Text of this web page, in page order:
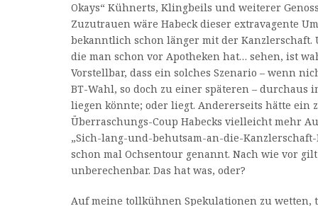
Okays“ Kühnerts, Klingbeils und weiterer
Zuzutrauen wäre Habeck dieser extravagente
bekanntlich schon länger mit der Kanzlerschaft.
die man schon vor Apotheken hat… sehen, ist
Vorstellbar, dass ein solches Szenario – wenn
BT-Wahl, so doch zu einer späteren – durchaus
liegen könnte; oder liegt. Andererseits hätte ein
Überraschungs-Coup Habecks vielleicht mehr
„Sich-lang-und-behutsam-an-die-
schon mal Ochsentour genannt. Nach wie vor
unberechenbar. Das hat was, oder?
Auf meine tollkühnen Spekulationen zu wetten,